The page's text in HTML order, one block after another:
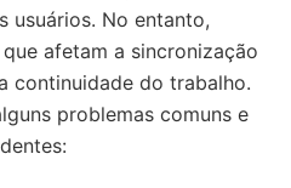
usuários. No entanto,
afetam a sincronização
continuidade do trabalho.
problemas comuns e